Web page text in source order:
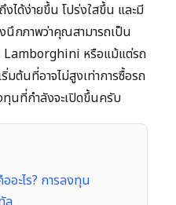
ได้ง่ายขึ้น โปร่งใสขึ้น และมี
นึกภาพว่าคุณสามารถเป็น
Lamborghini หรือแม้แต่รถ
มต้นที่อาจไม่สูงเท่าการซื้อรถ
นที่กำลังจะเปิดขึ้นครับ
ะไร? การลงทุน